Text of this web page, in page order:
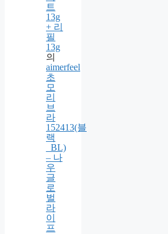
듀
이
글
로
우
쿠
션
팩
트
13g
+ 리
필
13g
의
aimerfeel
초
모
리
브
라
152413(블
랙
_BL)